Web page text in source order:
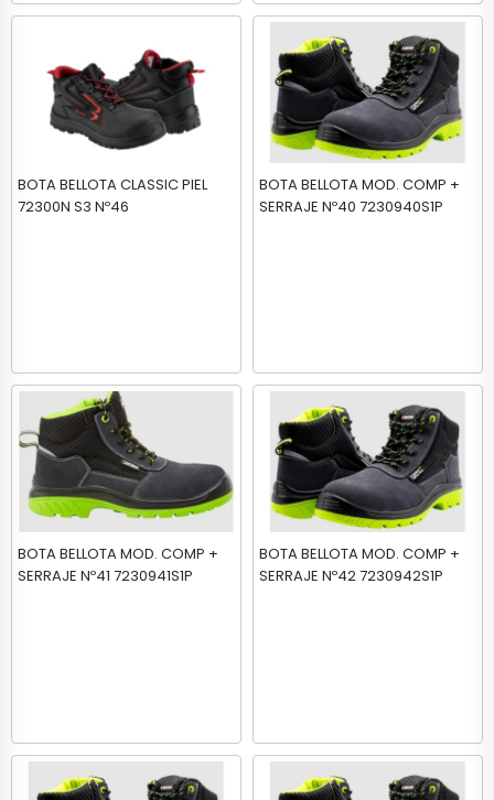
BOTA BELLOTA CLASSIC PIEL
72300N S3 Nº46
BOTA BELLOTA MOD. COMP +
SERRAJE Nº40 7230940S1P
BOTA BELLOTA MOD. COMP +
SERRAJE Nº41 7230941S1P
BOTA BELLOTA MOD. COMP +
SERRAJE Nº42 7230942S1P